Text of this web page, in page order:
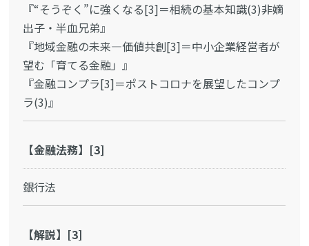
『“そうぞく”に強くなる[3]＝相続の基本知識(3)非嫡
出子・半血兄弟』
『地域金融の未来―価値共創[3]＝中小企業経営者が
望む「育てる金融」』
『金融コンプラ[3]＝ポストコロナを展望したコンプ
ラ(3)』
【金融法務】[3]
銀行法
【解説】[3]